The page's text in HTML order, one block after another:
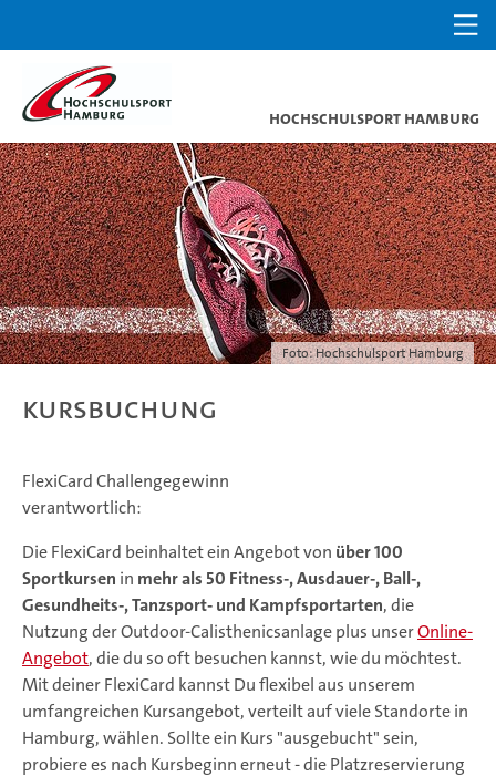
Hochschulsport Hamburg
Foto: Hochschulsport Hamburg
Kursbuchung
FlexiCard Challengegewinn
verantwortlich:
Die FlexiCard beinhaltet ein Angebot von über 100
Sportkursen in mehr als 50 Fitness-, Ausdauer-, Ball-,
Gesundheits-, Tanzsport- und Kampfsportarten, die
Nutzung der Outdoor-Calisthenicsanlage plus unserOnline-
Angebot, die du so oft besuchen kannst, wie du möchtest.
Mit deiner FlexiCard kannst Du flexibel aus unserem
umfangreichen Kursangebot, verteilt auf viele Standorte in
Hamburg, wählen. Sollte ein Kurs "ausgebucht" sein,
probiere es nach Kursbeginn erneut - die Platzreservierung